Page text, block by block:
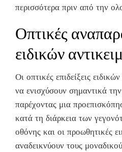
περισσότερα πριν από την
Οπτικές
ειδικών
Οι οπτικές επιδείξεις
να ενισχύσουν σημαντικά
παρέχοντας μια
κατά τη διάρκεια των
οθόνης και οι προωθητικές
αναδεικνύουν τους